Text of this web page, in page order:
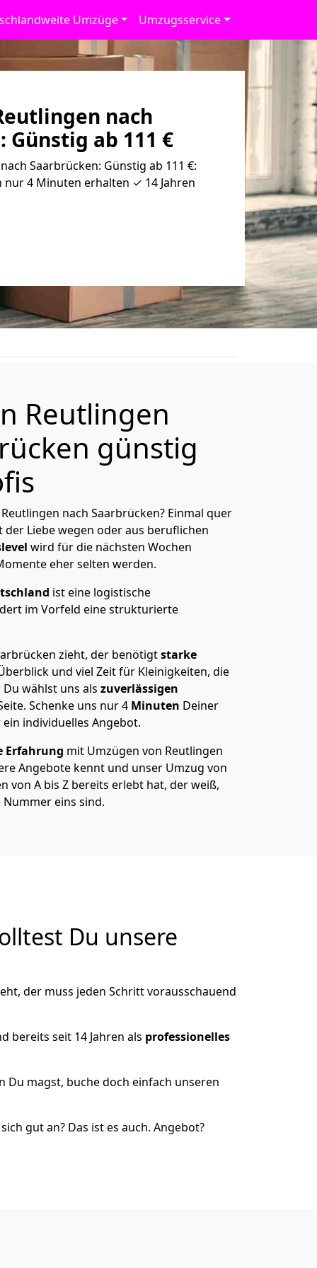
Umzüge Umzugsservice
nach
Günstig ab 111 €
Saarbrücken: Günstig ab 111 €:
nur 4 Minuten erhalten ✓ 14 Jahren
Reutlingen
günstig
nach Saarbrücken? Einmal quer
Liebe wegen oder aus beruflichen
wird für die nächsten Wochen
eher selten werden.
ist eine logistische
im Vorfeld eine strukturierte
zieht, der benötigtstarke
und viel Zeit für Kleinigkeiten, die
wählst uns als zuverlässigen
Schenke uns nur4 Minuten Deiner
individuelles Angebot.
Erfahrung mit Umzügen von Reutlingen
Angebote kennt und unser Umzug von
von A bis Z bereits erlebt hat, der weiß,
eins sind.
Du unsere
der muss jeden Schritt vorausschauend
bereits seit 14 Jahren als professionelles
magst, buche doch einfach unseren
gut an? Das ist es auch. Angebot?